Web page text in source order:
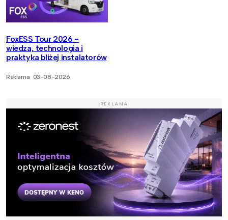
FoxESS Tour 2026 -
wiedza, technologia i
praktyka bliżej instalatorów
Reklama 03-08-2026
REKLAMA